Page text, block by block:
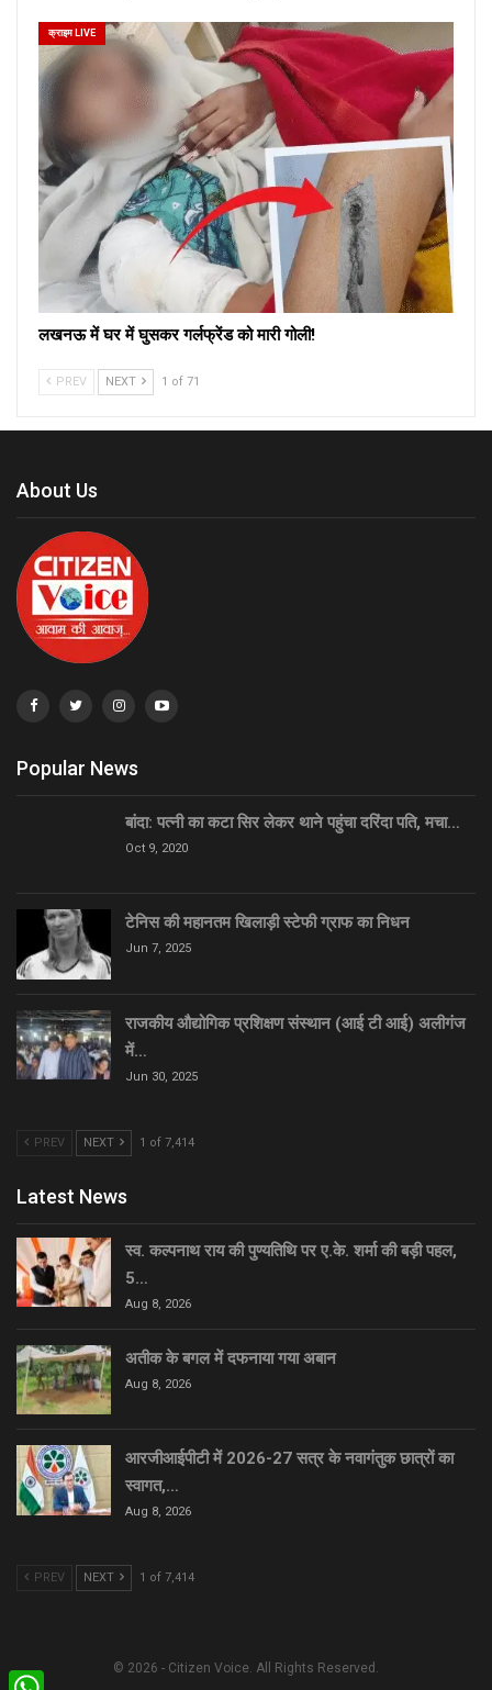
क्राइम LIVE
लखनऊ में घर में घुसकर गर्लफ्रेंड को मारी गोली!
PREV NEXT 1 of 71
About Us
Popular News
बांदा: पत्नी का कटा सिर लेकर थाने पहुंचा दरिंदा पति, मचा…
Oct 9, 2020
टेनिस की महानतम खिलाड़ी स्टेफी ग्राफ का निधन
Jun 7, 2025
राजकीय औद्योगिक प्रशिक्षण संस्थान (आई टी आई) अलीगंज
में…
Jun 30, 2025
PREV NEXT 1 of 7,414
Latest News
स्व. कल्पनाथ राय की पुण्यतिथि पर ए.के. शर्मा की बड़ी पहल,
5…
Aug 8, 2026
अतीक के बगल में दफनाया गया अबान
Aug 8, 2026
आरजीआईपीटी में 2026-27 सत्र के नवागंतुक छात्रों का
स्वागत,…
Aug 8, 2026
PREV NEXT 1 of 7,414
© 2026 - Citizen Voice. All Rights Reserved.